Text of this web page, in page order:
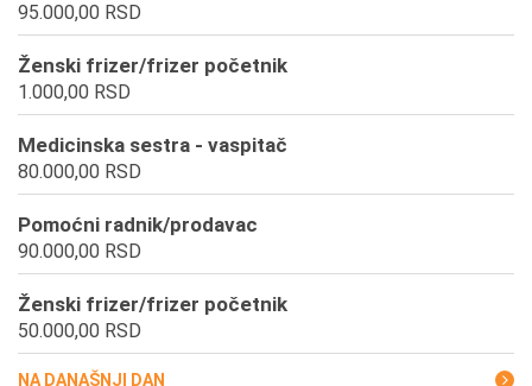
95.000,00 RSD
Ženski frizer/frizer početnik
1.000,00 RSD
Medicinska sestra - vaspitač
80.000,00 RSD
Pomoćni radnik/prodavac
90.000,00 RSD
Ženski frizer/frizer početnik
50.000,00 RSD
NA DANAŠNJI DAN